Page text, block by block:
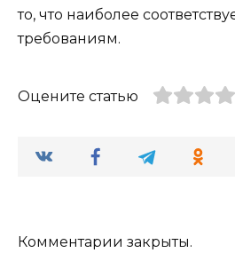
то, что наиболее
требованиям.
Оцените статью
Комментарии закрыты.